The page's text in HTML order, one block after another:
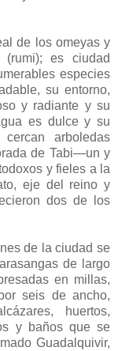
de los omeyas y
es ciudad
especies
su entorno,
y radiante y su
es dulce y su
arboledas
de Tabi—un y
y fieles a la
eje del reino y
dos de los
de la ciudad se
de largo
en millas,
seis de ancho,
huertos,
y baños que se
Guadalquivir,